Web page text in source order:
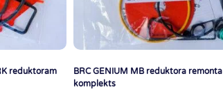
reduktoram
BRC GENIUM MB reduktora remonta
komplekts